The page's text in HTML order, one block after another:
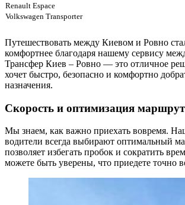
Renault Espace
Volkswagen Transporter
Путешествовать между Киевом и Ровно
комфортнее благодаря нашему сервису
Трансфер Киев – Ровно — это отличное
хочет быстро, безопасно и комфортно
назначения.
Скорость и оптимизация
Мы знаем, как важно приехать вовремя.
водители всегда выбирают оптимальный
позволяет избегать пробок и сократить
можете быть уверены, что приедете точно